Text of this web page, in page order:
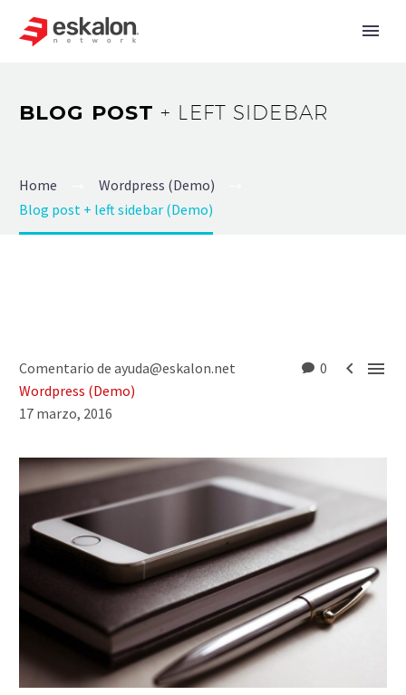
BLOG POST+ LEFT SIDEBAR
Home
Wordpress (Demo)
Blog post + left sidebar (Demo)
0  
Comentario de ayuda@eskalon.net
Wordpress (Demo)
17 marzo, 2016